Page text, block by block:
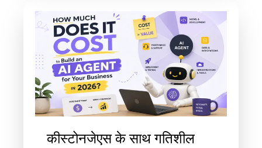
कीस्टोनजेएस के साथ गतिशील